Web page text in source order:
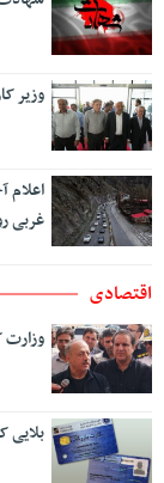
وزیر
اعلام
غربی
اقتصادی
وزارت
بلایی